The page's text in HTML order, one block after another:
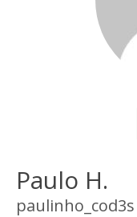
Paulo H.
paulinho_cod3s